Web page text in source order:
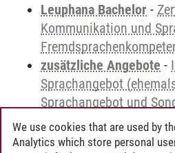
Leuphana Bachelor -
Kommunikation und
zusätzliche Angebote -
Sprachangebot
Sprachangebot und
We use cookies that are used by
Analytics which store personal